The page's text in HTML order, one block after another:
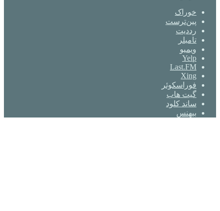
خوراک
‫پین‌ترست
‫رددیت
‫تامبلر
ویمیو
Yelp
Last.FM
Xing
فوراسکوئر
گیت ‌هاب
ساند کلود
بیهنس